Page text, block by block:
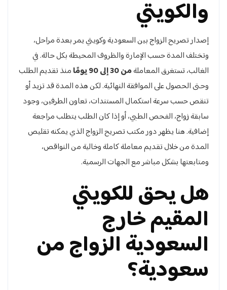
والكويتي
إصدار تصريح الزواج بين السعودية وكويتي يمر بعدة مراحل،
وتختلف المدة حسب الإمارة والظروف المحيطة بكل حالة. في
الغالب، تستغرق المعاملةمن 30 إلى 90 يومًا
منذ تقديم الطلب
وحتى الحصول على الموافقة النهائية. لكن هذه المدة قد تزيد أو
تنقص حسب سرعة استكمال المستندات، تعاون الطرفين، وجود
سابقة زواج، الفحص الطبي، أو إذا كان الطلب يتطلب مراجعة
إضافية. هنا يظهر دور مكتب تصريح الزواج الذي يمكنه تقليص
المدة من خلال تقديم معاملة كاملة وخالية من النواقص،
ومتابعتها بشكل مباشر مع الجهات الرسمية.
هل يحق للكويتي
المقيم خارج
السعودية الزواج من
سعودية؟